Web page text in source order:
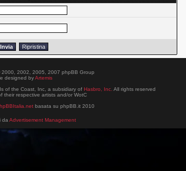
2000, 2002, 2005, 2007 phpBB Group
designed byArtemis
of the Coast, Inc, a subsidiary of Hasbro, Inc. All rights reserved
their respective artists and/or WotC
basata su phpBB.it 2010
da Advertisement Management